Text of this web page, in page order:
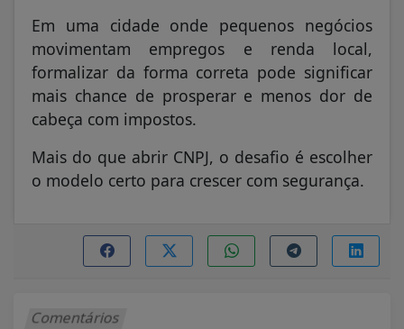
Em uma cidade onde pequenos negócios
movimentam empregos e renda local,
formalizar da forma correta pode significar
mais chance de prosperar e menos dor de
cabeça com impostos.
Mais do que abrir CNPJ, o desafio é escolher
o modelo certo para crescer com segurança.
Comentários